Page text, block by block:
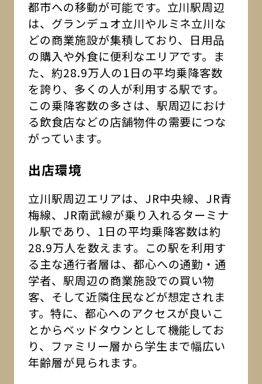
都市への移動が可能です。立川駅周辺
は、グランデュオ立川やルミネ立川な
どの商業施設が集積しており、日用品
の購入や外食に便利なエリアです。ま
た、約28.9万人の1日の平均乗降客数
を誇り、多くの人が利用する駅です。
この乗降客数の多さは、駅周辺におけ
る飲食店などの店舗物件の需要につな
がっています。
出店環境
立川駅周辺エリアは、JR中央線、JR青
梅線、JR南武線が乗り入れるターミナ
ル駅であり、1日の平均乗降客数は約
28.9万人を数えます。この駅を利用す
る主な通行者層は、都心への通勤・通
学者、駅周辺の商業施設での買い物
客、そして近隣住民などが想定されま
す。特に、都心へのアクセスが良いこ
とからベッドタウンとして機能してお
り、ファミリー層から学生まで幅広い
年齢層が見られます。